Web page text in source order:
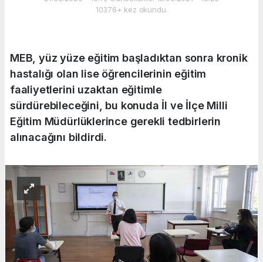
10376+ kez okundu.
MEB, yüz yüze eğitim başladıktan sonra kronik
hastalığı olan lise öğrencilerinin eğitim
faaliyetlerini uzaktan eğitimle
sürdürebileceğini, bu konuda İl ve İlçe Milli
Eğitim Müdürlüklerince gerekli tedbirlerin
alınacağını bildirdi.